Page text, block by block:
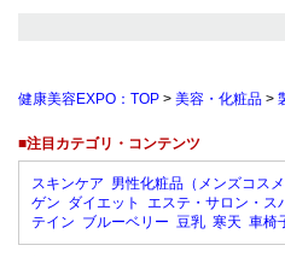
健康美容EXPO：TOP > 美容・化粧品 >
■注目カテゴリ・コンテンツ
スキンケア 男性化粧品（メンズコスメ
ゲン ダイエット エステ・サロン・ス
テイン ブルーベリー 豆乳 寒天 車椅